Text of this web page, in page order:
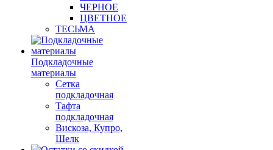
ЧЕРНОЕ
ЦВЕТНОЕ
ТЕСЬМА
Подкладочные
материалы
Сетка
подкладочная
Тафта
подкладочная
Вискоза, Купро,
Шелк